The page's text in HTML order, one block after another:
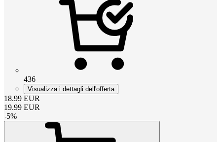
436
Visualizza i dettagli dell'offerta
18.99 EUR
19.99 EUR
-5%